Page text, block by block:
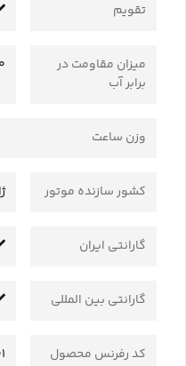
تقویم
میزان مقاومت در
برابر آب
وزن ساعت
کشور سازنده موتور
گارانتی ایران
گارانتی بین المللی
کد رفرنس محصول